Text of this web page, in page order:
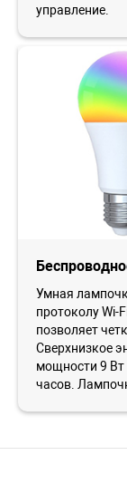
управление.
Умная
протоколу Wi-
позволяет
Сверхнизкое
мощности 9 Вт
часов.